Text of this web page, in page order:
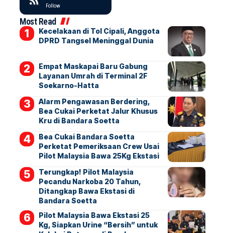
Follow
Most Read
Kecelakaan di Tol Cipali, Anggota
DPRD Tangsel Meninggal Dunia
Empat Maskapai Baru Gabung
Layanan Umrah di Terminal 2F
Soekarno-Hatta
Alarm Pengawasan Berdering,
Bea Cukai Perketat Jalur Khusus
Kru di Bandara Soetta
Bea Cukai Bandara Soetta
Perketat Pemeriksaan Crew Usai
Pilot Malaysia Bawa 25Kg Ekstasi
Terungkap! Pilot Malaysia
Pecandu Narkoba 20 Tahun,
Ditangkap Bawa Ekstasi di
Bandara Soetta
Pilot Malaysia Bawa Ekstasi 25
Kg, Siapkan Urine “Bersih” untuk